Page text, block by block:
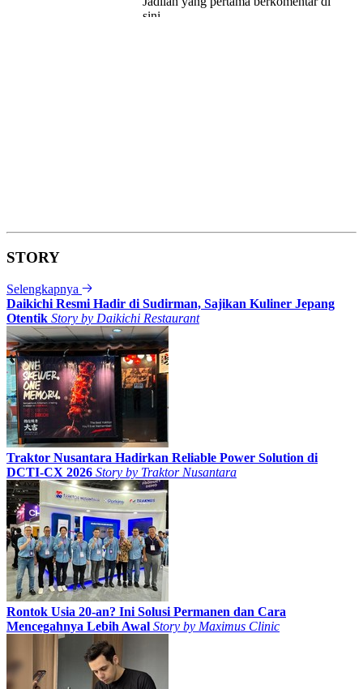
STORY
Selengkapnya
Daikichi Resmi Hadir di Sudirman, Sajikan Kuliner Jepang
Otentik Story by Daikichi Restaurant
Traktor Nusantara Hadirkan Reliable Power Solution di
DCTI-CX 2026 Story by Traktor Nusantara
Rontok Usia 20-an? Ini Solusi Permanen dan Cara
Mencegahnya Lebih Awal Story by Maximus Clinic